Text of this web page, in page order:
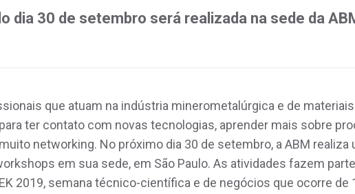
dia 30 de setembro será realizada na sede da
que atuam na indústria minerometalúrgica e de
ter contato com novas tecnologias, aprender mais sobre
networking. No próximo dia 30 de setembro, a ABM realiza
em sua sede, em São Paulo. As atividades fazem
2019, semana técnico-científica e de negócios que ocorre de